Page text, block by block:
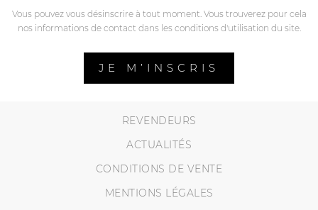
Vous pouvez vous désinscrire à tout moment. Vous trouverez pour cela
nos informations de contact dans les conditions d'utilisation du site.
JE M’INSCRIS
REVENDEURS
ACTUALITÉS
CONDITIONS DE VENTE
MENTIONS LÉGALES